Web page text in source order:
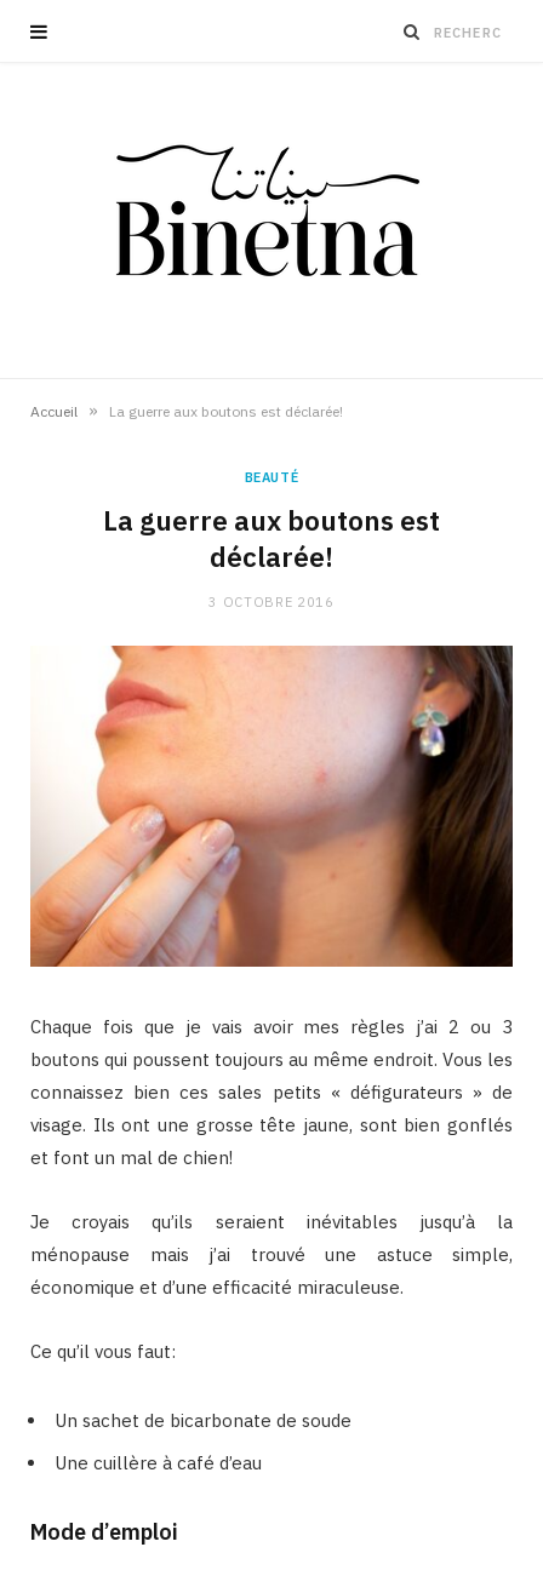
Accueil » La guerre aux boutons est déclarée!
BEAUTÉ
La guerre aux boutons est
déclarée!
3 OCTOBRE 2016
Chaque fois que je vais avoir mes règles j’ai 2 ou 3
boutons qui poussent toujours au même endroit. Vous les
connaissez bien ces sales petits « défigurateurs » de
visage. Ils ont une grosse tête jaune, sont bien gonflés
et font un mal de chien!
Je croyais qu’ils seraient inévitables jusqu’à la
ménopause mais j’ai trouvé une astuce simple,
économique et d’une efficacité miraculeuse.
Ce qu’il vous faut:
Un sachet de bicarbonate de soude
Une cuillère à café d’eau
Mode d’emploi